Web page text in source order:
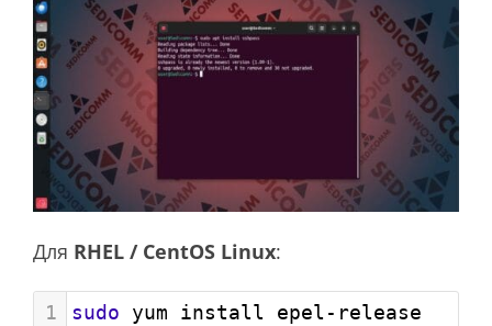
Для RHEL / CentOS Linux:
1 sudo yum install epel-release